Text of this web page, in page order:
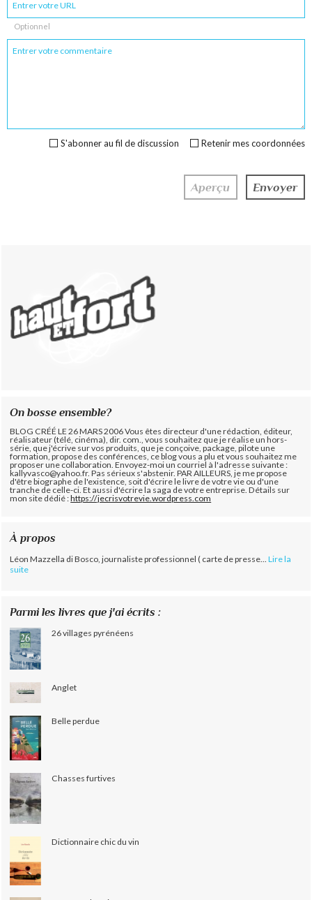
Optionnel
Retenir mes coordonnées
S'abonner au fil de discussion
On bosse ensemble?
BLOG CRÉÉ LE 26 MARS 2006 Vous êtes directeur d'une rédaction, éditeur,
réalisateur (télé, cinéma), dir. com., vous souhaitez que je réalise un hors-
série, que j'écrive sur vos produits, que je conçoive, package, pilote une
formation, propose des conférences, ce blog vous a plu et vous souhaitez me
proposer une collaboration. Envoyez-moi un courriel à l'adresse suivante :
kallyvasco@yahoo.fr. Pas sérieux s'abstenir. PAR AILLEURS, je me propose
d'être biographe de l'existence, soit d'écrire le livre de votre vie ou d'une
tranche de celle-ci. Et aussi d'écrire la saga de votre entreprise. Détails sur
mon site dédié :https://jecrisvotrevie.wordpress.com
À propos
Léon Mazzella di Bosco, journaliste professionnel ( carte de presse... Lire la
suite
Parmi les livres que j'ai écrits :
26 villages pyrénéens
Anglet
Belle perdue
Chasses furtives
Dictionnaire chic du vin